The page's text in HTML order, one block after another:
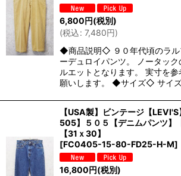
6,800円(税別)
(税込: 7,480円)
◆商品説明◇ ９０年代頃のラル
ーデュロイパンツ。 ノータッ
ルエットとなります。 実寸を
願いします。 ◆サイズ◇ サイ
【USA製】ビンテージ【
505】５０５【デニムパンツ】
【31ｘ30】
[FC0405-15-80-FD25-H-M]
16,800円(税別)